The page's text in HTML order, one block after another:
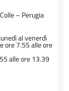
– Perugia
al venerdì
ore 7.55 alle ore
alle ore 13.39